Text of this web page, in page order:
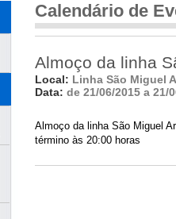
Calendário de
Almoço da linha
Local: Linha São Miguel
Data: de 21/06/2015 a 21/
Almoço da linha São Miguel
término às 20:00 horas